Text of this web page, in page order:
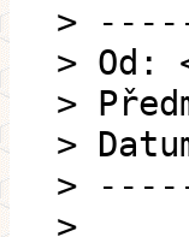
>
> Od:
>
>
>
>